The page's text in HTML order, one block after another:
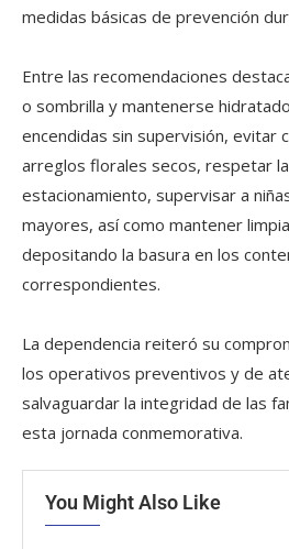
medidas básicas de prevención
Entre las recomendaciones
o sombrilla y mantenerse
encendidas sin supervisión, evitar
arreglos florales secos, respetar
estacionamiento, supervisar a
mayores, así como mantener
depositando la basura en los
correspondientes.
La dependencia reiteró su
los operativos preventivos y de
salvaguardar la integridad de las
esta jornada conmemorativa.
You Might Also Like